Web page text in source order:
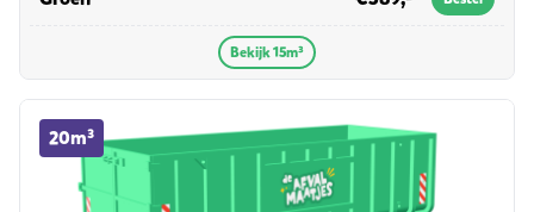
Bekijk 15m³
20m³
20m³ container huren